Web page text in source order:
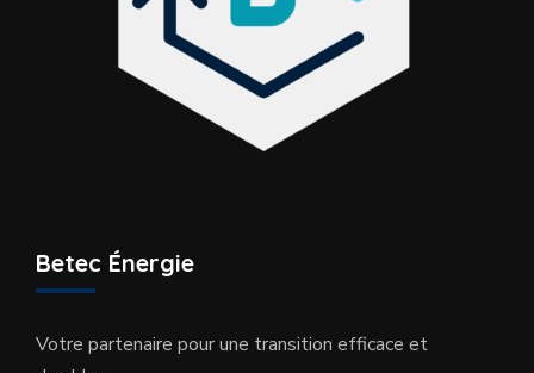
Betec Énergie
Votre partenaire pour une transition efficace et